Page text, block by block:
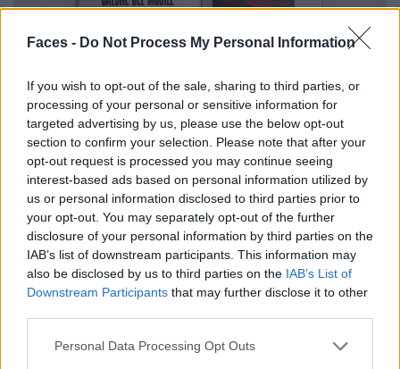
Faces - Do Not Process My Personal Information
If you wish to opt-out of the sale, sharing to third parties, or
processing of your personal or sensitive information for
targeted advertising by us, please use the below opt-out
section to confirm your selection. Please note that after your
opt-out request is processed you may continue seeing
interest-based ads based on personal information utilized by
us or personal information disclosed to third parties prior to
your opt-out. You may separately opt-out of the further
disclosure of your personal information by third parties on the
IAB’s list of downstream participants. This information may
also be disclosed by us to third parties on the IAB’s List of
Downstream Participants that may further disclose it to other
Personal Data Processing Opt Outs
Die neue FACES Ausgabe – jetzt an jedem Kiosk mit
gutem Geschmack in deiner Nähe.
Immer auf dem Laufenden bleiben in Sachen FACES?
Folge uns aufInstagram.
Du willst FACES direkt in deinen Briefkasten? Schließe ein
Abo ab auffaces.ch .